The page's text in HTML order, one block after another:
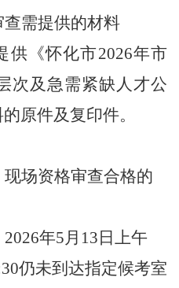
需提供的材料
供《怀化市2026年市
次及急需紧缺人才公
原件及复印件。
现场资格审查合格的
2026年5月 13 日上午
仍未到达指定候考室